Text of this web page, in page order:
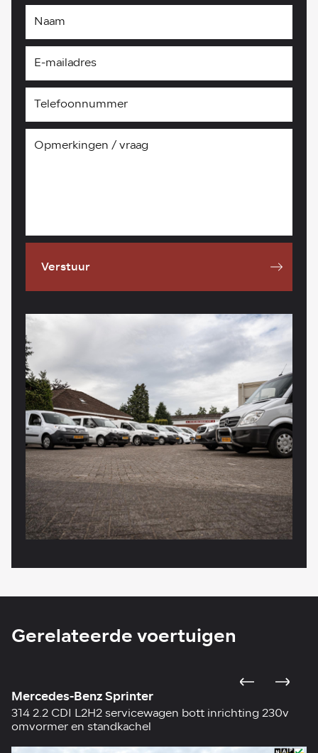
Verstuur
Gerelateerde voertuigen
Mercedes-Benz Sprinter
314 2.2 CDI L2H2 servicewagen bott inrichting 230v
omvormer en standkachel